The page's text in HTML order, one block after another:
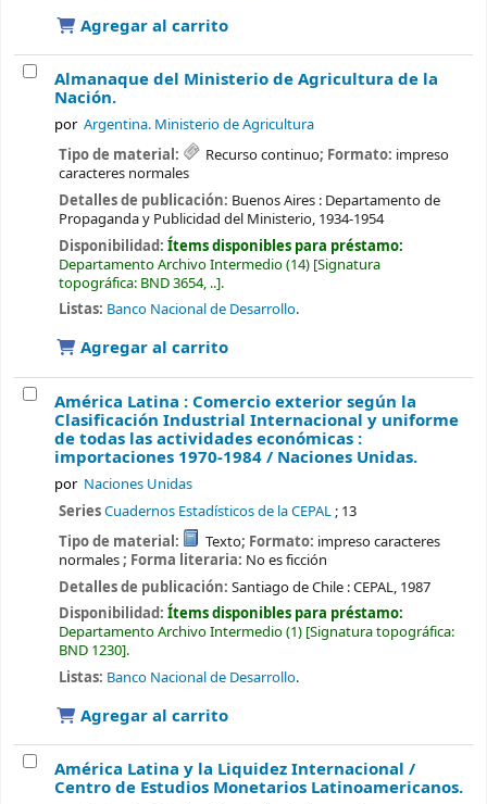
Agregar al carrito
Almanaque del Ministerio de Agricultura de la
Nación.
por Argentina. Ministerio de Agricultura
Tipo de material: Recurso continuo; Formato: impreso
caracteres normales
Detalles de publicación: Buenos Aires : Departamento de
Propaganda y Publicidad del Ministerio, 1934-1954
Disponibilidad: Ítems disponibles para préstamo:
Departamento Archivo Intermedio(14) Signatura
topográfica: BND 3654, .. .
Listas: Banco Nacional de Desarrollo.
Agregar al carrito
América Latina : Comercio exterior según la
Clasificación Industrial Internacional y uniforme
de todas las actividades económicas :
importaciones 1970-1984 / Naciones Unidas.
por Naciones Unidas
SeriesCuadernos Estadísticos de la CEPAL; 13
Tipo de material:
Texto; Formato: impreso caracteres
normales; Forma literaria: No es ficción
Detalles de publicación: Santiago de Chile :CEPAL, 1987
Disponibilidad: Ítems disponibles para préstamo:
Departamento Archivo Intermedio(1) Signatura topográfica:
BND 1230 .
Listas: Banco Nacional de Desarrollo.
Agregar al carrito
América Latina y la Liquidez Internacional /
Centro de Estudios Monetarios Latinoamericanos.